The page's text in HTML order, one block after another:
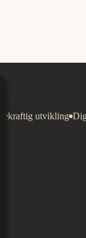
utvikling